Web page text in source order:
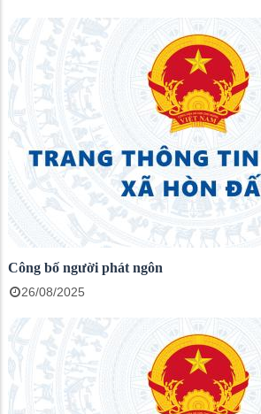
Công bố người phát ngôn
26/08/2025